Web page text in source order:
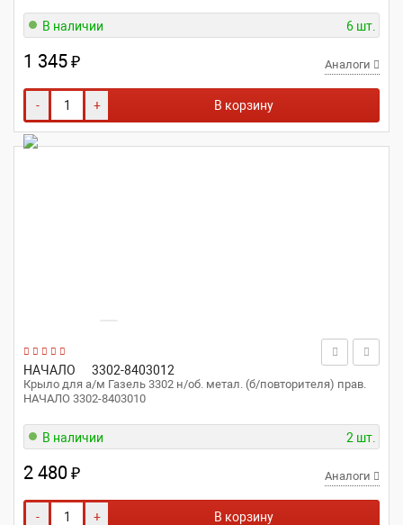
В наличии 6 шт.
1 345₽ Аналоги
- + В корзину
НАЧАЛО 3302-8403012
Крыло для а/м Газель 3302 н/об. метал. (б/повторителя) прав.
НАЧАЛО 3302-8403010
В наличии 2 шт.
2 480₽ Аналоги
- + В корзину